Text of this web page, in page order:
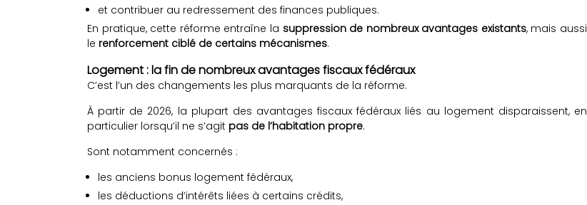
et contribuer au redressement des finances publiques.
En pratique, cette réforme entraîne la suppression de nombreux avantages existants, mais aussi
le renforcement ciblé de certains mécanismes.
Logement : la fin de nombreux avantages fiscaux fédéraux
C’est l’un des changements les plus marquants de la réforme.
À partir de 2026, la plupart des avantages fiscaux fédéraux liés au logement disparaissent, en
particulier lorsqu’il ne s’agit pas de l’habitation propre.
Sont notamment concernés :
les anciens bonus logement fédéraux,
les déductions d’intérêts liées à certains crédits,